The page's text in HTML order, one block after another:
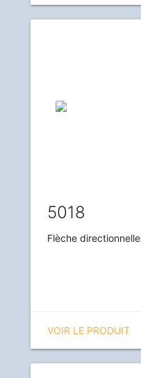
5018
Flèche directionnelle
VOIR LE PRODUIT